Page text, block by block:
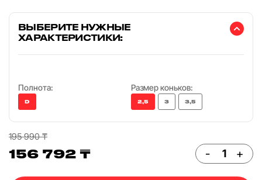
ВЫБЕРИТЕ НУЖНЫЕ
ХАРАКТЕРИСТИКИ:
Полнота:
D
Размер коньков:
2,5 3 3,5
195 990 ₸
156 792 ₸ - +